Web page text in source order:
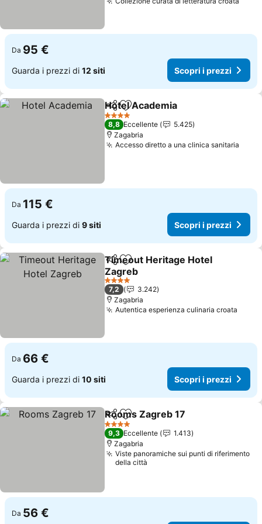
Da 95 €
Guarda i prezzi di 12 siti Scopri i prezzi
CondividiAggiungi ai preferiti
Hotel Academia
4 Stelle
8,8 Eccellente
5.425
Zagabria
Accesso diretto a una clinica sanitaria
Da 115 €
Guarda i prezzi di 9 siti Scopri i prezzi
CondividiAggiungi ai preferiti
Timeout Heritage Hotel
Zagreb
Scopri i prezzi
4 Stelle
7,2
3.242
Zagabria
Autentica esperienza culinaria croata
Da 66 €
Guarda i prezzi di 10 siti Scopri i prezzi
CondividiAggiungi ai preferiti
Rooms Zagreb 17
4 Stelle
9,3 Eccellente
1.413
Zagabria
Viste panoramiche sui punti di riferimento
della città
Da 56 €